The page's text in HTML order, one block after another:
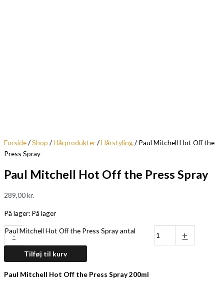
Forside/Shop /Hårprodukter/Hårstyling/ Paul Mitchell Hot Off the
Press Spray
Paul Mitchell Hot Off the Press Spray
289,00kr.
På lager: På lager
-
Paul Mitchell Hot Off the Press Spray antal +
Tilføj til kurv
Paul Mitchell Hot Off the Press Spray 200ml